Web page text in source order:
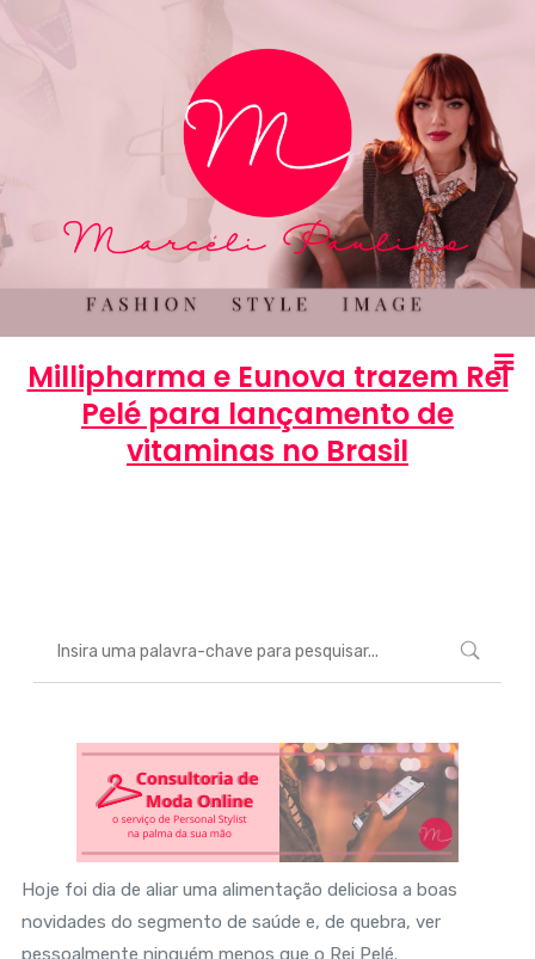
Millipharma e Eunova trazem Rei
Pelé para lançamento de
vitaminas no Brasil
Hoje foi dia de aliar uma alimentação deliciosa a boas
novidades do segmento de saúde e, de quebra, ver
pessoalmente ninguém menos que o Rei Pelé.